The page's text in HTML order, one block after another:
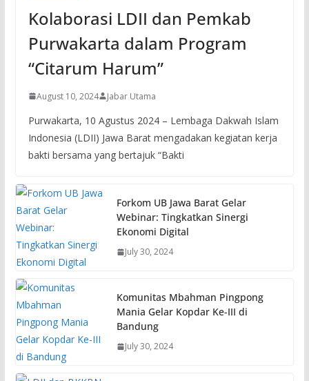
Kolaborasi LDII dan Pemkab
Purwakarta dalam Program
“Citarum Harum”
August 10, 2024 Jabar Utama
Purwakarta, 10 Agustus 2024 – Lembaga Dakwah Islam
Indonesia (LDII) Jawa Barat mengadakan kegiatan kerja
bakti bersama yang bertajuk “Bakti
Forkom UB Jawa Barat Gelar
Webinar: Tingkatkan Sinergi
Ekonomi Digital
July 30, 2024
Komunitas Mbahman Pingpong
Mania Gelar Kopdar Ke-III di
Bandung
July 30, 2024